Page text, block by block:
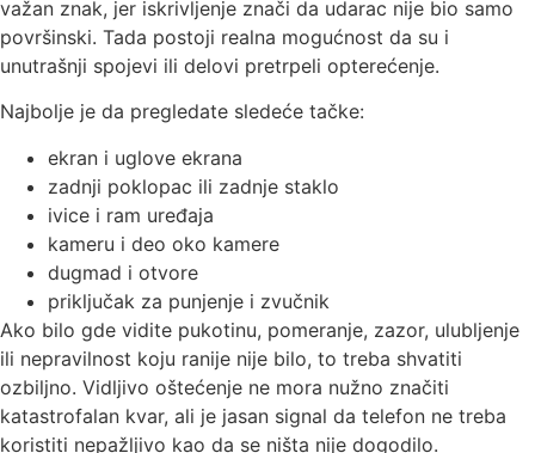
važan znak, jer iskrivljenje znači da udarac nije bio samo
površinski. Tada postoji realna mogućnost da su i
unutrašnji spojevi ili delovi pretrpeli opterećenje.
Najbolje je da pregledate sledeće tačke:
ekran i uglove ekrana
zadnji poklopac ili zadnje staklo
ivice i ram uređaja
kameru i deo oko kamere
dugmad i otvore
priključak za punjenje i zvučnik
Ako bilo gde vidite pukotinu, pomeranje, zazor, ulubljenje
ili nepravilnost koju ranije nije bilo, to treba shvatiti
ozbiljno. Vidljivo oštećenje ne mora nužno značiti
katastrofalan kvar, ali je jasan signal da telefon ne treba
koristiti nepažljivo kao da se ništa nije dogodilo.